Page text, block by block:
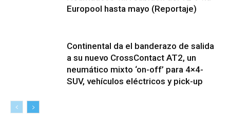
Europool hasta mayo (Reportaje)
Continental da el banderazo de salida
a su nuevo CrossContact AT2, un
neumático mixto ‘on-off’ para 4×4-
SUV, vehículos eléctricos y pick-up